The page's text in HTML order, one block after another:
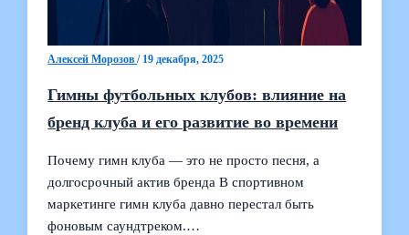
Алексей Морозов/ 19 декабря, 2025
Гимны футбольных клубов: влияние на
бренд клуба и его развитие во времени
Почему гимн клуба — это не просто песня, а
долгосрочный актив бренда В спортивном
маркетинге гимн клуба давно перестал быть
фоновым саундтреком.…